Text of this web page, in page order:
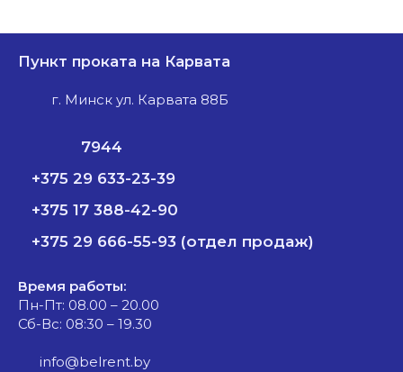
Пункт проката на Карвата
г. Минск ул. Карвата 88Б
7944
+375 29 633-23-39
+375 17 388-42-90
+375 29 666-55-93 (отдел продаж)
Время работы:
Пн-Пт: 08.00 – 20.00
Сб-Вс: 08:30 – 19.30
info@belrent.by